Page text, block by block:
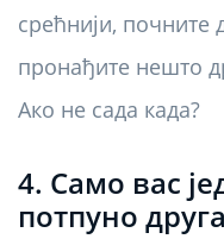
срећнији, почните
пронађите нешто
Ако не сада када?
4. Само вас
потпуно